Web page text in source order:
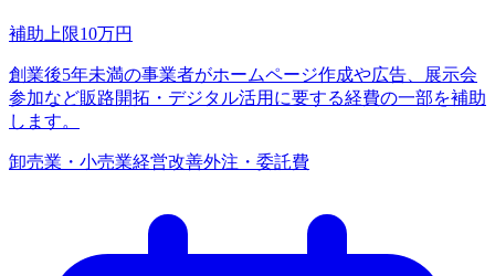
補助上限10万円
創業後5年未満の事業者がホームページ作成や広告、展示会
参加など販路開拓・デジタル活用に要する経費の一部を補助
します。
卸売業・小売業経営改善外注・委託費